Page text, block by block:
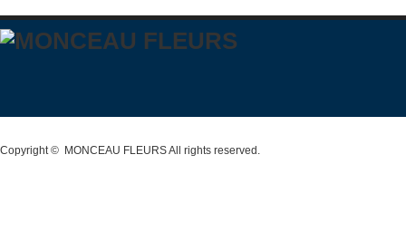
Copyright © MONCEAU FLEURSAll rights reserved.